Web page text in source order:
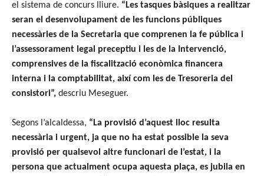
el sistema de concurs lliure. “Les tasques bàsiques a realitzar
seran el desenvolupament de les funcions públiques
necessàries de la Secretaria que comprenen la fe pública i
l’assessorament legal preceptiu i les de la Intervenció,
comprensives de la fiscalització econòmica financera
interna i la comptabilitat, així com les de Tresoreria del
consistori”, descriu Meseguer.
Segons l’alcaldessa, “La provisió d’aquest lloc resulta
necessària i urgent, ja que no ha estat possible la seva
provisió per qualsevol altre funcionari de l’estat, i la
persona que actualment ocupa aquesta plaça, es jubila en